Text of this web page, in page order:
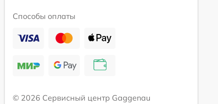
Способы оплаты
© 2026 Сервисный центр Gaggenau